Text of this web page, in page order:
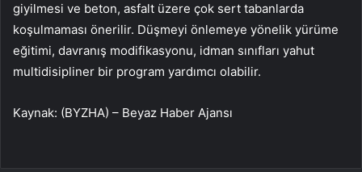
giyilmesi ve beton, asfalt üzere çok sert tabanlarda
koşulmaması önerilir. Düşmeyi önlemeye yönelik yürüme
eğitimi, davranış modifikasyonu, idman sınıfları yahut
multidisipliner bir program yardımcı olabilir.
Kaynak: (BYZHA) – Beyaz Haber Ajansı